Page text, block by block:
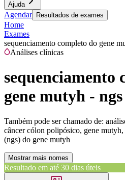
Ajuda
Agendar Resultados de exames
Home
Exames
sequenciamento completo do gene
Análises clínicas
sequenciamento
gene mutyh -
Também pode ser chamado de:
câncer cólon polipósico, gene
(ngs) do gene mutyh
Mostrar mais nomes
Resultado em até 30 dias úteis